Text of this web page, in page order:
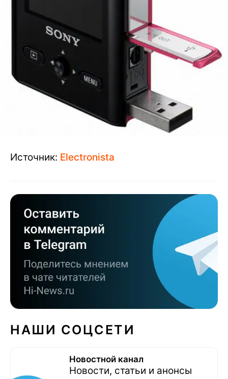
Источник: Electronista
НАШИ СОЦСЕТИ
Новостной канал
Новости, статьи и анонсы